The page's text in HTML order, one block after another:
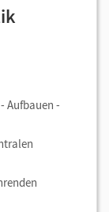
Aufbauen -